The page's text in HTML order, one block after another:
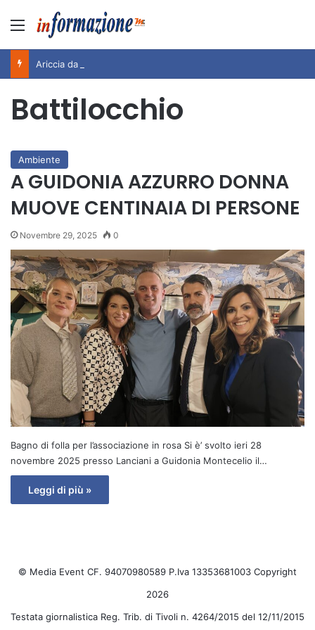
Menu
Battilocchio
Ambiente
A GUIDONIA AZZURRO DONNA
MUOVE CENTINAIA DI PERSONE
Novembre 29, 2025 0
Bagno di folla per l’associazione in rosa Si è’ svolto ieri 28
novembre 2025 presso Lanciani a Guidonia Montecelio il…
Leggi di più »
© Media Event CF. 94070980589 P.Iva 13353681003 Copyright
2026
Testata giornalistica Reg. Trib. di Tivoli n. 4264/2015 del 12/11/2015